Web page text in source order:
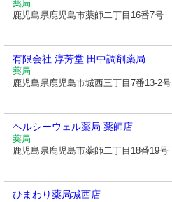
薬局
鹿児島県鹿児島市薬師二丁目16番7号
有限会社 淳芳堂 田中調剤薬局
薬局
鹿児島県鹿児島市城西三丁目7番13-2号
ヘルシーウェル薬局 薬師店
薬局
鹿児島県鹿児島市薬師二丁目18番19号
ひまわり薬局城西店